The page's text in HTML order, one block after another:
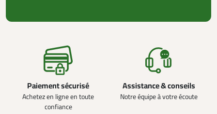
Paiement sécurisé
Achetez en ligne en toute
confiance
Assistance & conseils
Notre équipe à votre écoute